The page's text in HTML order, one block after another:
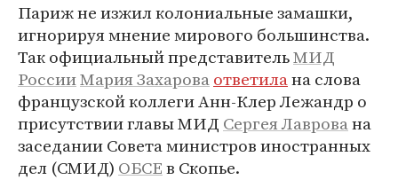
Париж не изжил колониальные замашки,
игнорируя мнение мирового большинства.
Так официальный представительМИД
РоссииМария Захароваответилана слова
французской коллеги Анн-Клер Лежандр о
присутствии главы МИД Сергея Лаврована
заседании Совета министров иностранных
дел (СМИД) ОБСЕв Скопье.